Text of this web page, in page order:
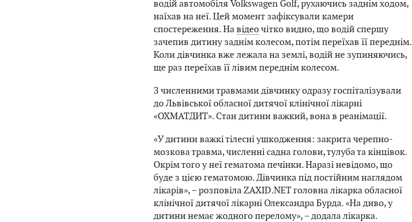
водій автомобіля Volkswagen Golf, рухаючись заднім ходом,
наїхав на неї. Цей момент зафіксували камери
спостереження. На відеочітко видно, що водій спершу
зачепив дитину заднім колесом, потім переїхав її переднім.
Коли дівчинка вже лежала на землі, водій не зупиняючись,
ще раз переїхав її лівим переднім колесом.
З численними травмами дівчинку одразу госпіталізували
до Львівської обласної дитячої клінічної лікарні
«ОХМАТДИТ». Стан дитини важкий, вона в реанімації.
«У дитини важкі тілесні ушкодження: закрита черепно-
мозкова травма, численні садна голови, тулуба та кінцівок.
Окрім того у неї гематома печінки. Наразі невідомо, що
буде з цією гематомою. Дівчинка під постійним наглядом
лікарів», – розповіла ZAXID.NET головна лікарка обласної
клінічної дитячої лікарні Олександра Бурда. «На диво, у
дитини немає жодного перелому», – додала лікарка.